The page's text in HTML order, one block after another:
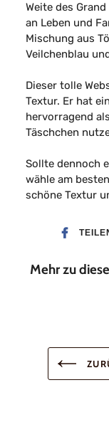
Weite des
an Leben und
Mischung aus
Veilchenblau
Dieser tolle
Textur. Er hat
hervorragend
Täschchen
Sollte dennoch
wähle am besten
schöne Textur
Mehr zu